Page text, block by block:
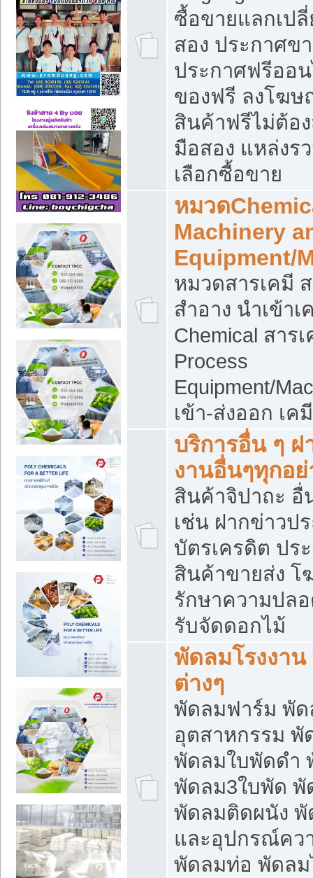
ซื้อขายแลกเป
สอง ประกาศข
ประกาศฟรีออ
ของฟรี ลงโฆ
สินค้าฟรีไม่ต้อ
มือสอง แหล่งร
เลือกซื้อขาย
หมวด
Machinery
Equipment/
หมวดสารเคมี
สำอาง นำเข้
Chemical สาร
Process
Equipment/
เข้า-ส่งออก เ
บริการอื่น ๆ
งานอื่นๆทุกอ
สินค้าจิปาถะ อื่
เช่น ฝากข่าวป
บัตรเครดิต ปร
สินค้าขายส่ง
รักษาความปล
รับจัดดอกไม้
พัดลมโรงงา
ต่างๆ
พัดลมฟาร์ม พัด
อุตสาหกรรม
พัดลมใบพัดดำ
พัดลม3ใบพัด พั
พัดลมติดผนัง
และอุปกรณ์คว
พัดลมท่อ พัดลม